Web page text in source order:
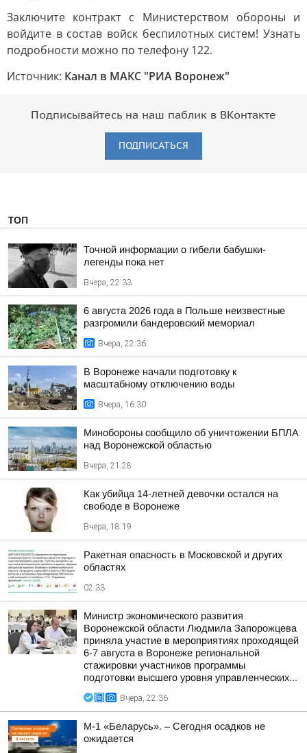
Заключите контракт с Министерством обороны и
войдите в состав войск беспилотных систем! Узнать
подробности можно по телефону 122.
Источник: Канал в МАКС "РИА Воронеж"
Подписывайтесь на наш паблик в ВКонтакте
ПОДПИСАТЬСЯ
ТОП
Точной информации о гибели бабушки-
легенды пока нет
Вчера, 22:33
6 августа 2026 года в Польше неизвестные
разгромили бандеровский мемориал
Вчера, 22:36
В Воронеже начали подготовку к
масштабному отключению воды
Вчера, 16:30
Минобороны сообщило об уничтожении БПЛА
над Воронежской областью
Вчера, 21:28
Как убийца 14-летней девочки остался на
свободе в Воронеже
Вчера, 18:19
Ракетная опасность в Московской и других
областях
02:33
Министр экономического развития
Воронежской области Людмила Запорожцева
приняла участие в мероприятиях проходящей
6-7 августа в Воронеже региональной
стажировки участников программы
подготовки высшего уровня управленческих...
Вчера, 22:36
М-1 «Беларусь». – Сегодня осадков не
ожидается